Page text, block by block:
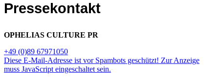
Pressekontakt
OPHELIAS CULTURE PR
+49 (0)89 67971050
Diese E-Mail-Adresse ist vor Spambots geschützt! Zur Anzeige
muss JavaScript eingeschaltet sein.